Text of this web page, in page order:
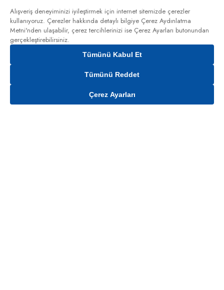
Gelince Haber Ver
Alışveriş deneyiminizi iyileştirmek için internet sitemizde çerezler
kullanıyoruz. Çerezler hakkında detaylı bilgiye Çerez Aydınlatma
Metni'nden ulaşabilir, çerez tercihlerinizi ise Çerez Ayarları butonundan
gerçekleştirebilirsiniz.
Tümünü Kabul Et
Tümünü Reddet
Çerez Ayarları